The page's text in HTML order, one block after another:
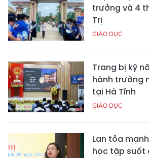
trưởng và 4
Trị
GIÁO DỤC
Trang bị kỹ
hành trường
tại Hà Tĩnh
GIÁO DỤC
Lan tỏa
học tập suốt